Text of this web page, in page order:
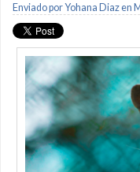
Enviado porYohana Diazen